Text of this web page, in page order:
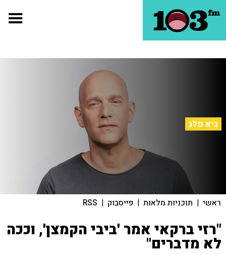
גיא פלג
ראשי | תוכניות מלאות | פייסבוק |
RSS
"רזי ברקאי אמר 'ביבי הקמצן', וככה
לא מדברים"